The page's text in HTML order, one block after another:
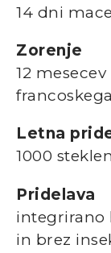
14 dni
Zorenje
12
Letna
1000
Pridelava
integrirano
in brez